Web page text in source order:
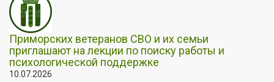
Приморских ветеранов СВО и их семьи
приглашают на лекции по поиску работы и
психологической поддержке
10.07.2026